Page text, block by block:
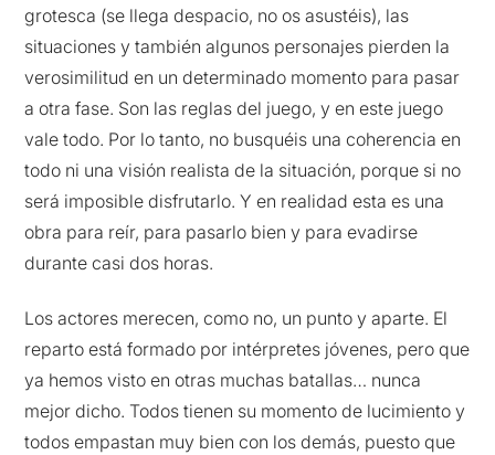
grotesca (se llega despacio, no os asustéis), las
situaciones y también algunos personajes pierden la
verosimilitud en un determinado momento para pasar
a otra fase. Son las reglas del juego, y en este juego
vale todo. Por lo tanto, no busquéis una coherencia en
todo ni una visión realista de la situación, porque si no
será imposible disfrutarlo. Y en realidad esta es una
obra para reír, para pasarlo bien y para evadirse
durante casi dos horas.
Los actores merecen, como no, un punto y aparte. El
reparto está formado por intérpretes jóvenes, pero que
ya hemos visto en otras muchas batallas… nunca
mejor dicho. Todos tienen su momento de lucimiento y
todos empastan muy bien con los demás, puesto que